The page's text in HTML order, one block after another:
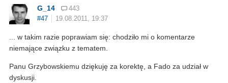
G_14
443
#47
19.08.2011, 19:37
... w takim razie poprawiam się: chodziło mi o komentarze
niemające związku z tematem.
Panu Grzybowskiemu dziękuję za korektę, a Fado za udział w
dyskusji.